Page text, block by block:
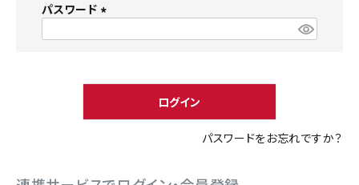
ようこそ ゲスト 様
person 新規会員登録
パスワード
)
ログイン
パスワードをお忘れですか？